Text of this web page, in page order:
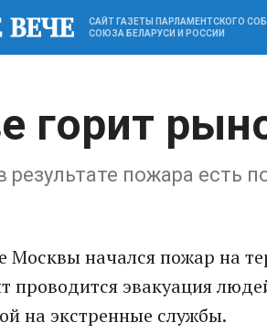
САЙТ ГАЗЕТЫ ПАРЛАМЕНТСКОГО
СОЮЗА БЕЛАРУСИ И РОССИИ
горит
пожара есть
Москвы начался пожар на
проводится эвакуация
на экстренные службы.